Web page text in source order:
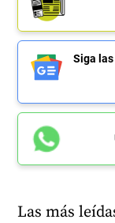
Siga
Las más